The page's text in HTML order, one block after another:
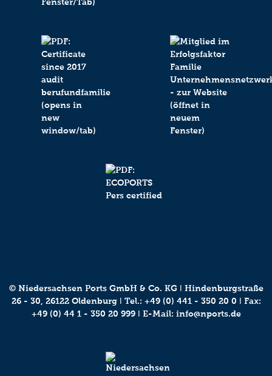
© Niedersachsen Ports GmbH & Co. KG ǀ Hindenburgstraße
26 - 30, 26122 Oldenburg ǀ Tel.: +49 (0) 441 - 350 20 0 ǀ Fax:
+49 (0) 44 1 - 350 20 999 ǀ E-Mail: info@nports.de